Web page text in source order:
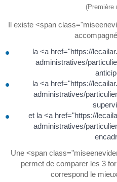
(Première
Il existe <span
la <a href="https://
administratives/
la <a href="https://
administratives/
et la <a href="https://
administratives/
Une <span
permet de comparer les 3
correspond le